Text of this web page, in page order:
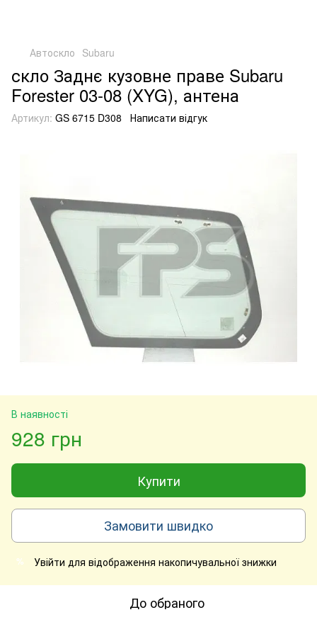
Автоскло Subaru
скло Заднє кузовне праве Subaru
Forester 03-08 (XYG), антена
Артикул: GS 6715 D308 Написати відгук
В наявності
928 грн
Купити
Замовити швидко
% Увійти для відображення накопичувальної знижки
До обраного